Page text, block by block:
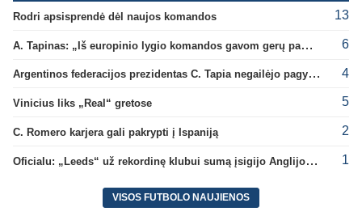
Rodri apsisprendė dėl naujos komandos 13
A. Tapinas: „Iš europinio lygio komandos gavom gerų pamokų“ 6
Argentinos federacijos prezidentas C. Tapia negailėjo pagyrų G. Infantino 4
Vinicius liks „Real“ gretose 5
C. Romero karjera gali pakrypti į Ispaniją 2
Oficialu: „Leeds“ už rekordinę klubui sumą įsigijo Anglijos rinktinės vartininką 1
VISOS FUTBOLO NAUJIENOS